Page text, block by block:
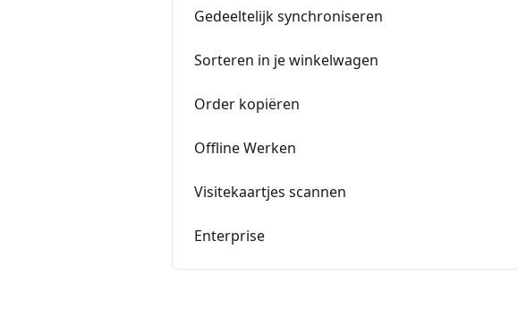
Gedeeltelijk synchroniseren
Sorteren in je winkelwagen
Order kopiëren
Offline Werken
Visitekaartjes scannen
Enterprise